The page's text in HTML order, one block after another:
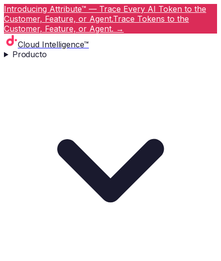
Introducing Attribute™ — Trace Every AI Token to the
Customer, Feature, or Agent.Trace Tokens to the
Customer, Feature, or Agent. →
Cloud Intelligence™
Producto